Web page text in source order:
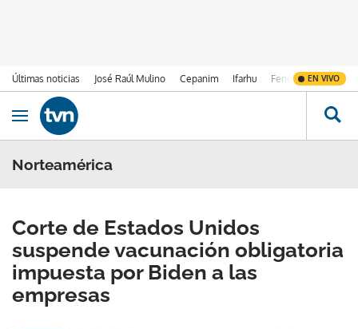
Últimas noticias José Raúl Mulino Cepanim Ifarhu Fenómeno de El
EN VIVO
Ir al contenido
Obrir navegació
Norteamérica
Corte de Estados Unidos
suspende vacunación obligatoria
impuesta por Biden a las
empresas